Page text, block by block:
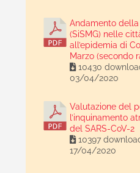
Andamento
(SiSMG) nelle
all’epidemia di
Marzo (secondo
10430
03/04/2020
Valutazione del
l’inquinamento
del SARS-CoV-2
10397
17/04/2020